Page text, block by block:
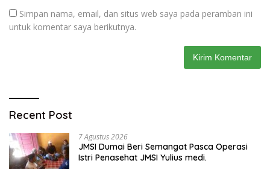
Simpan nama, email, dan situs web saya pada peramban ini
untuk komentar saya berikutnya.
Recent Post
7 Agustus 2026
JMSI Dumai Beri Semangat Pasca Operasi
Istri Penasehat JMSI Yulius medi.